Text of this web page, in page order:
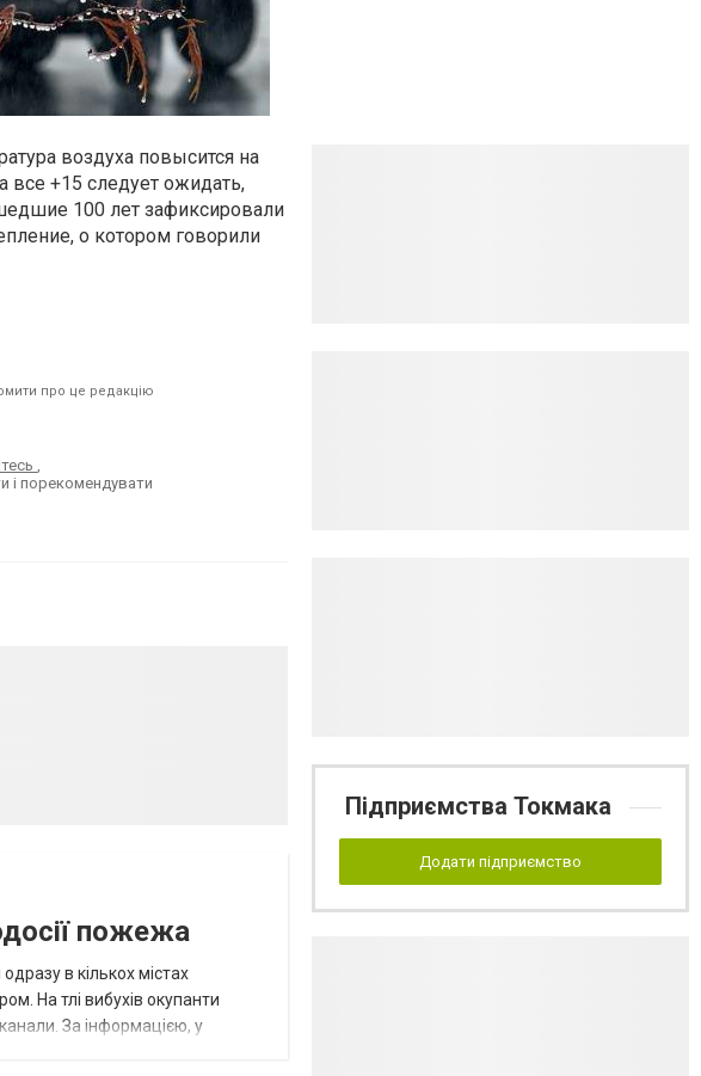
воздуха повысится на
все +15 следует ожидать,
100 лет зафиксировали
о котором говорили
про це редакцію
,
і порекомендувати
пожежа
в кількох містах
На тлі вибухів окупанти
За інформацією, у
Підприємства Токмака
Додати підприємство